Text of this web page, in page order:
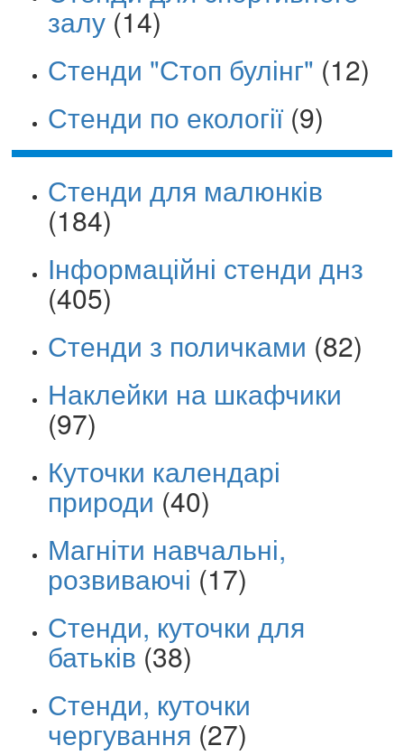
залу(14)
Стенди "Стоп булінг" (12)
Стенди по екології (9)
Стенди для малюнків
(184)
Інформаційні стенди днз
(405)
Стенди з поличками (82)
Наклейки на шкафчики
(97)
Куточки календарі
природи (40)
Магніти навчальні,
розвиваючі (17)
Стенди, куточки для
батьків (38)
Стенди, куточки
чергування (27)